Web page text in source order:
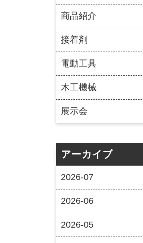
商品紹介
接着剤
電動工具
木工機械
展示会
アーカイブ
2026-07
2026-06
2026-05